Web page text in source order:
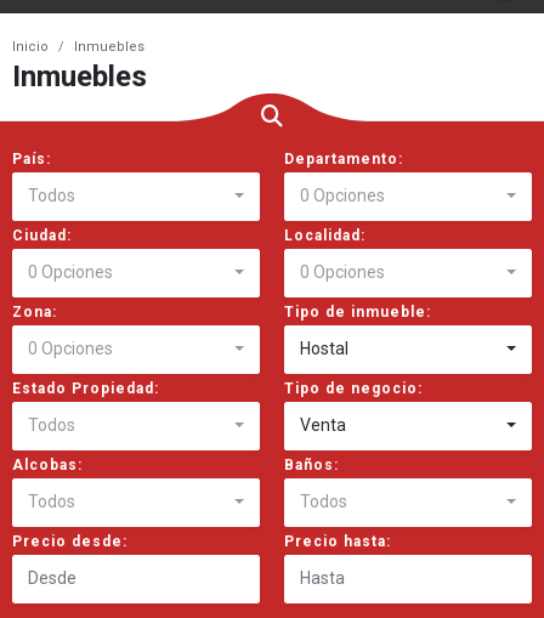
Inicio Inmuebles
Inmuebles
País:
Todos
Departamento:
0 Opciones
Ciudad:
0 Opciones
Localidad:
0 Opciones
Zona:
0 Opciones
Tipo de inmueble:
Hostal
Estado Propiedad:
Todos
Tipo de negocio:
Venta
Alcobas:
Todos
Baños:
Todos
Precio desde: Precio hasta: